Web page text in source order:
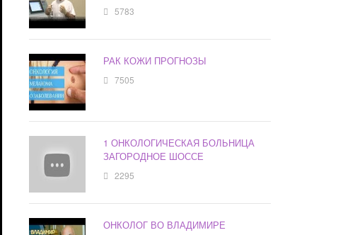
5783
РАК КОЖИ ПРОГНОЗЫ
7505
1 ОНКОЛОГИЧЕСКАЯ БОЛЬНИЦА
ЗАГОРОДНОЕ ШОССЕ
2295
ОНКОЛОГ ВО ВЛАДИМИРЕ